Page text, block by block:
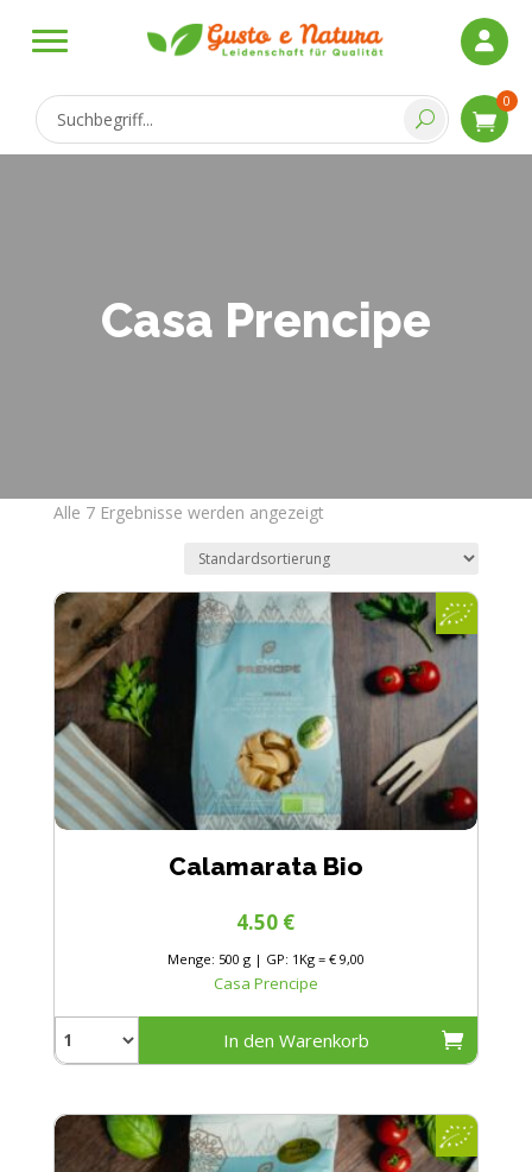
0
Casa Prencipe
Alle 7 Ergebnisse werden angezeigt
Calamarata Bio
Casa Prencipe
Menge: 500 g | GP: 1Kg = € 9,00
4.50 €
In den Warenkorb